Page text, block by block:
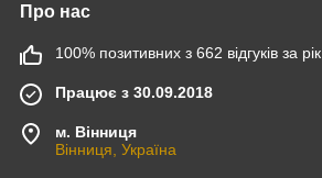
Про нас
100% позитивних з 662 відгуків за рік
Працює з 30.09.2018
м. Вінниця
Вінниця, Україна